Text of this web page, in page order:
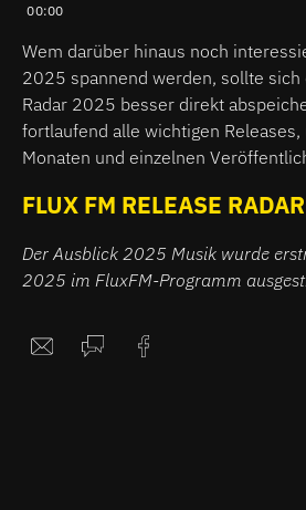
00:00
Wem darüber hinaus noch
2025 spannend werden, sollte sich
Radar 2025 besser direkt
fortlaufend alle wichtigen
Monaten und einzelnen
FLUX FM RELEASE
Der Ausblick 2025 Musik wurde
2025 im FluxFM-Programm